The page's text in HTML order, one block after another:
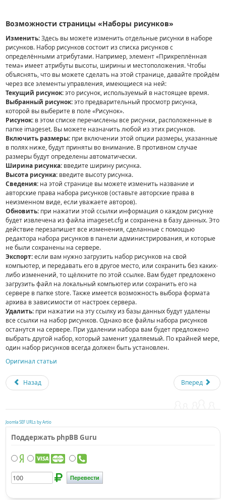
Возможности страницы «Наборы рисунков»
Изменить:Здесь вы можете изменить отдельные рисунки в наборе
рисунков. Набор рисунков состоит из списка рисунков с
определёнными атрибутами. Например, элемент «Прикреплённая
тема» имеет атрибуты высоты, ширины и местоположения. Чтобы
объяснять, что вы можете сделать на этой странице, давайте пройдём
через все элементы управления, имеющиеся на ней:
Текущий рисунок:это рисунок, используемый в настоящее время.
Выбранный рисунок:это предварительный просмотр рисунка,
которой вы выберите в поле «Рисунок».
Рисунок: в этом списке перечислены все рисунки, расположенные в
папке imageset. Вы можете назначить любой из этих рисунков.
Включить размеры: при включении этой опции размеры, указанные
в полях ниже, будут приняты во внимание. В противном случае
размеры будут определены автоматически.
Ширина рисунка: введите ширину рисунка.
Высота рисунка: введите высоту рисунка.
Сведения: на этой странице вы можете изменить название и
авторские права набора рисунков (оставьте авторские права в
неизменном виде, если уважаете авторов).
Обновить: при нажатии этой ссылки информация о каждом рисунке
будет извлечена из файла imageset.cfg и сохранена в базу данных. Это
действие перезапишет все изменения, сделанные с помощью
редактора набора рисунков в панели администрирования, и которые
не были сохранены на сервере.
Экспорт:если вам нужно загрузить набор рисунков на свой
компьютер, и передавать его в другое место, или сохранить без каких-
либо изменений, то щёлкните по этой ссылке. Вам будет предложено
загрузить файл на локальный компьютер или сохранить его на
сервере в папке store. Также имеется возможность выбора формата
архива в зависимости от настроек сервера.
Удалить: при нажатии на эту ссылку из базы данных будут удалены
все ссылки на набор рисунков. Однако все файлы набора рисунков
останутся на сервере. При удалении набора вам будет предложено
выбрать другой набор, который заменит удаляемый. По крайней мере,
один набор рисунков всегда должен быть установлен.
Оригинал статьи
Назад Вперед
Joomla SEF URLs by Artio
Поддержать phpBB Guru